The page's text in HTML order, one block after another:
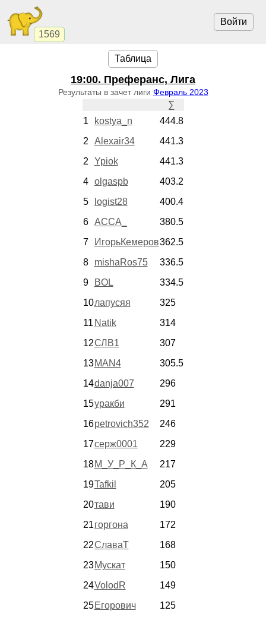
1569
Войти
Таблица
19:00. Преферанс, Лига
Результаты в зачет лиги Февраль 2023
∑
1
kostya_n
444.8
2
Alexair34
441.3
2
Ypiok
441.3
4
olgaspb
403.2
5
logist28
400.4
6
АССА_
380.5
7
ИгорьКемеров362.5
8
mishaRos75
336.5
9
BOL
334.5
10лапусяя
325
11 Natik
314
12СЛВ1
307
13 MAN4
305.5
14danja007
296
15уракби
291
16petrovich352
246
17серж0001
229
18 М_У_Р_К_А
217
19Tafkil
205
20тави
190
21горгона
172
22СлаваТ
168
23 Мускат
150
24VolodR
149
25 Егорович
125